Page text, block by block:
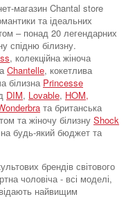
магазин Chantal store
та ідеальних
– понад 20 легендарних
спідню білизну.
, колекційна жіноча
Chantelle, кокетлива
білизна Princesse
DIM, Lovable, HOM,
та британська
та жіночу білизну Shock
будь-який бюджет та
брендів світового
чоловіча - всі моделі,
найвищим